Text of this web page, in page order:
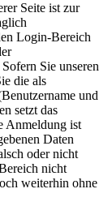
Seite ist zur
Login-Bereich
Sie unseren
die als
und
setzt das
Anmeldung ist
Daten
oder nicht
nicht
weiterhin ohne